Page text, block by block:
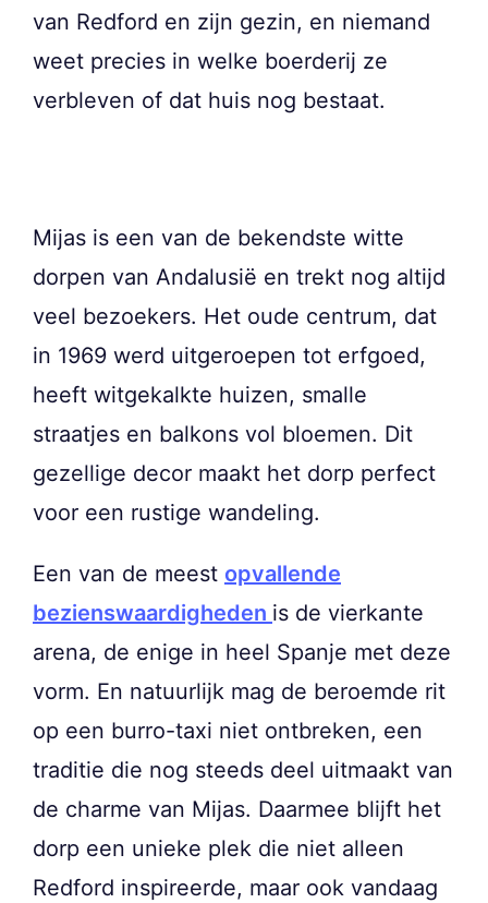
van Redford en zijn gezin, en niemand
weet precies in welke boerderij ze
verbleven of dat huis nog bestaat.
Mijas is een van de bekendste witte
dorpen van Andalusië en trekt nog altijd
veel bezoekers. Het oude centrum, dat
in 1969 werd uitgeroepen tot erfgoed,
heeft witgekalkte huizen, smalle
straatjes en balkons vol bloemen. Dit
gezellige decor maakt het dorp perfect
voor een rustige wandeling.
Een van de meest opvallende
bezienswaardigheden is de vierkante
arena, de enige in heel Spanje met deze
vorm. En natuurlijk mag de beroemde rit
op een burro-taxi niet ontbreken, een
traditie die nog steeds deel uitmaakt van
de charme van Mijas. Daarmee blijft het
dorp een unieke plek die niet alleen
Redford inspireerde, maar ook vandaag